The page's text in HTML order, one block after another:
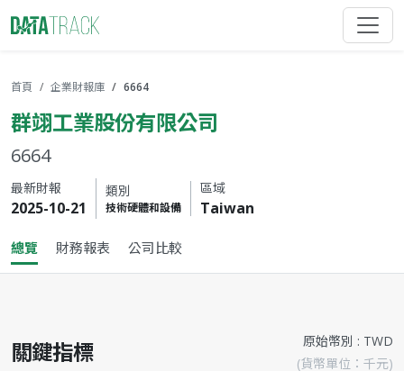
首頁 企業財報庫 6664
群翊工業股份有限公司
6664
最新財報
2025-10-21
類別
技術硬體和設備
區域
Taiwan
總覽 財務報表 公司比較
關鍵指標
原始幣別 : TWD
(貨幣單位：千元)